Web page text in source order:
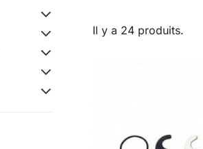
Il y a 24 produits.